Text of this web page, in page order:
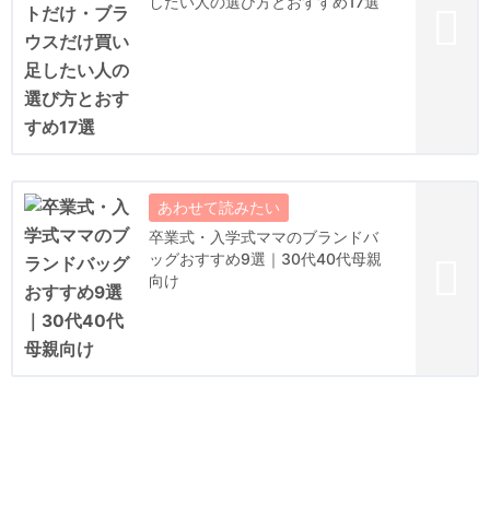
卒業式・入学式ママのブランドバ
ッグおすすめ9選｜30代40代母親
向け